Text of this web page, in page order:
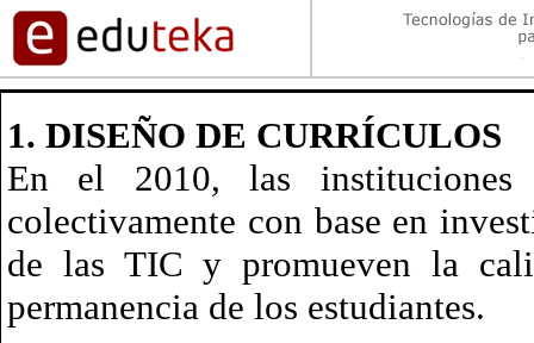
1. DISEÑO DE CURRÍCULOS
En el 2010, las instituciones
colectivamente con base en
de las TIC y promueven la
permanencia de los estudiantes.